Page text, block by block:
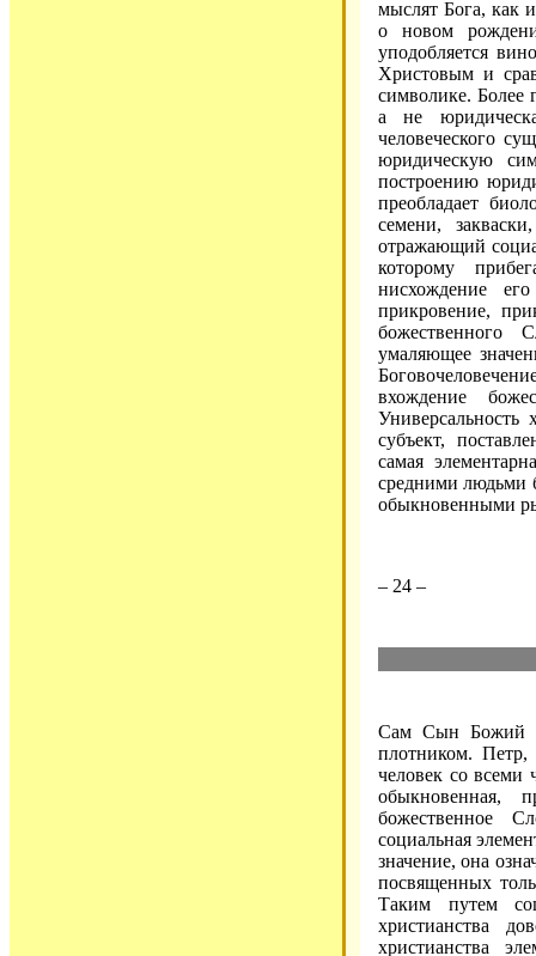
мыслят Бога, как
о новом
уподобляется
Христовым и
символике. Более
а не
человеческого
юридическую
построению
преобладает
семени,
отражающий
которому
нисхождение
прикровение,
божественного
умаляющее
вхождение
Универсальность
субъект,
самая
средними людьми
обыкновенными
– 24 –
Сам Сын Божий в
плотником.
человек со всеми
обыкновенная,
божественное
социальная
значение, она
посвященных
Таким путем
христианства
христианства